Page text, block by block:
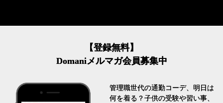
【登録無料】
Domaniメルマガ会員募集中
管理職世代の通勤コーデ、明日は
何を着る？子供の受験や習い事、